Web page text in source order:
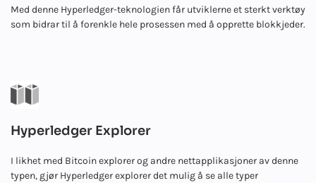
Med denne Hyperledger-teknologien får utviklerne et sterkt verktøy
som bidrar til å forenkle hele prosessen med å opprette blokkjeder.
Hyperledger Explorer
I likhet med Bitcoin explorer og andre nettapplikasjoner av denne
typen, gjør Hyperledger explorer det mulig å se alle typer